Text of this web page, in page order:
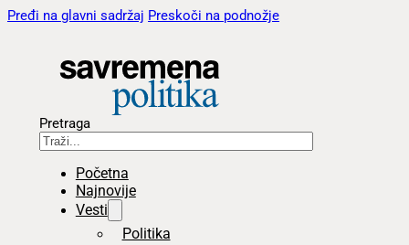
Pređi na glavni sadržaj Preskoči na podnožje
Pretraga
Početna
Najnovije
Vesti
Politika